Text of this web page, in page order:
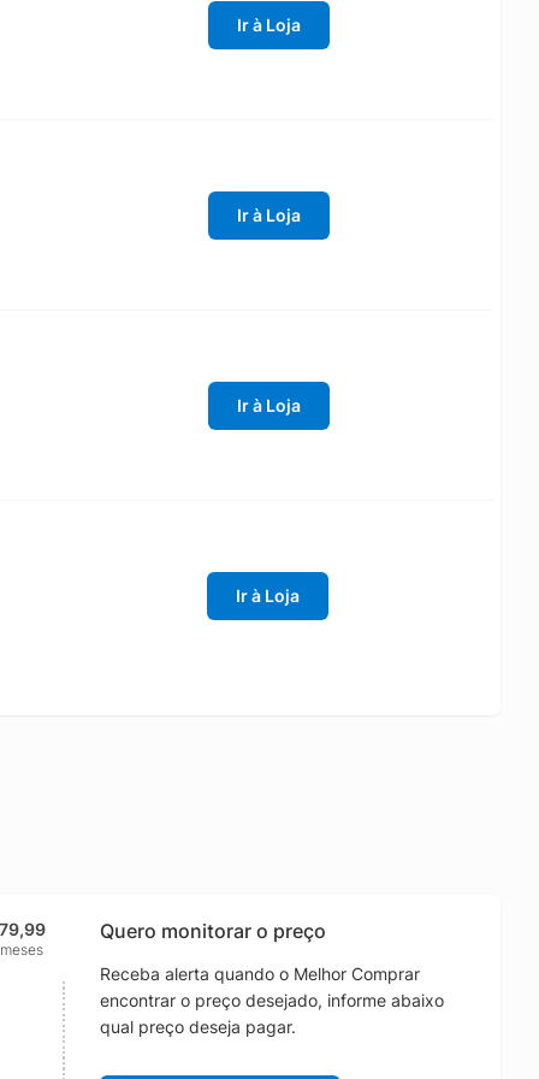
Ir à Loja
Ir à Loja
Ir à Loja
Ir à Loja
Quero monitorar o preço
Receba alerta quando o Melhor Comprar
encontrar o preço desejado, informe abaixo
qual preço deseja pagar.